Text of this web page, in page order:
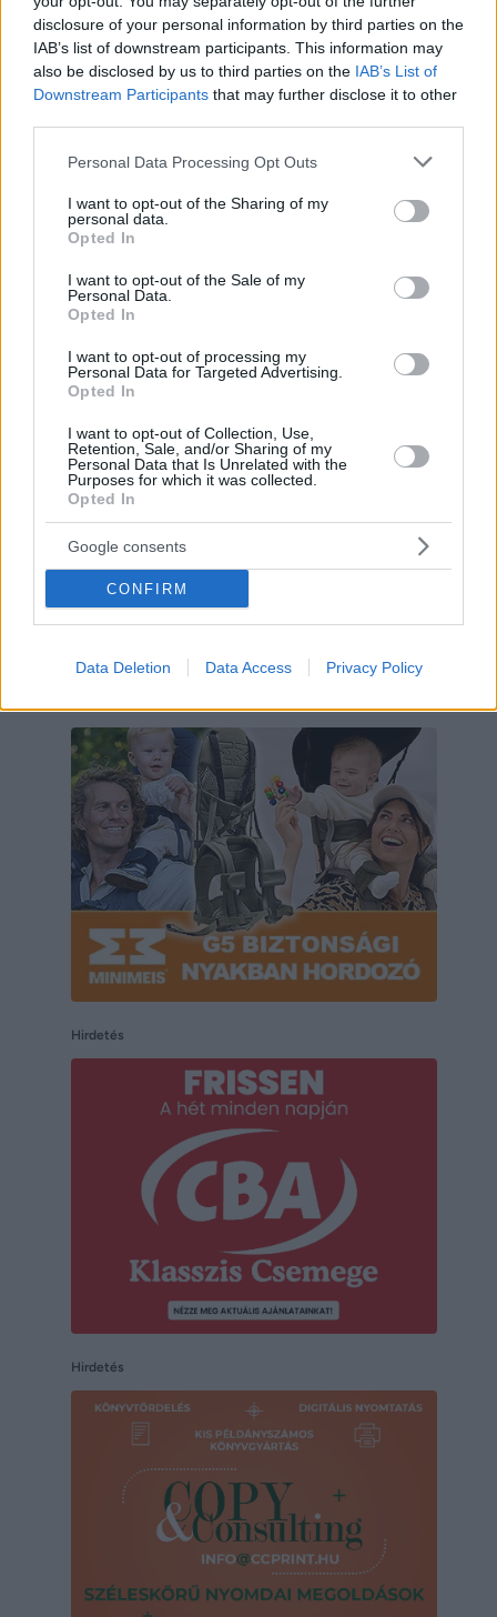
disclosure of your personal information by third parties on the
IAB’s list of downstream participants. This information may
also be disclosed by us to third parties on the IAB’s List of
Downstream Participants that may further disclose it to other
Please note that this website/app uses one or more Google
not limited to your visit or usage behaviour. You may click to
grant or deny consent to Google and its third-party tags to
use your data for below specified purposes in below Google
consent section.
Personal Data Processing Opt Outs
I want to opt-out of the Sharing of my
personal data.
Opted In
I want to opt-out of the Sale of my
Personal Data.
Opted In
I want to opt-out of processing my
Personal Data for Targeted Advertising.
Opted In
I want to opt-out of Collection, Use,
Retention, Sale, and/or Sharing of my
Personal Data that Is Unrelated with the
Purposes for which it was collected.
Opted In
Google consents
CONFIRM
Data Deletion Data Access Privacy Policy
Hirdetés
Hirdetés
Hirdetés
Hirdetés